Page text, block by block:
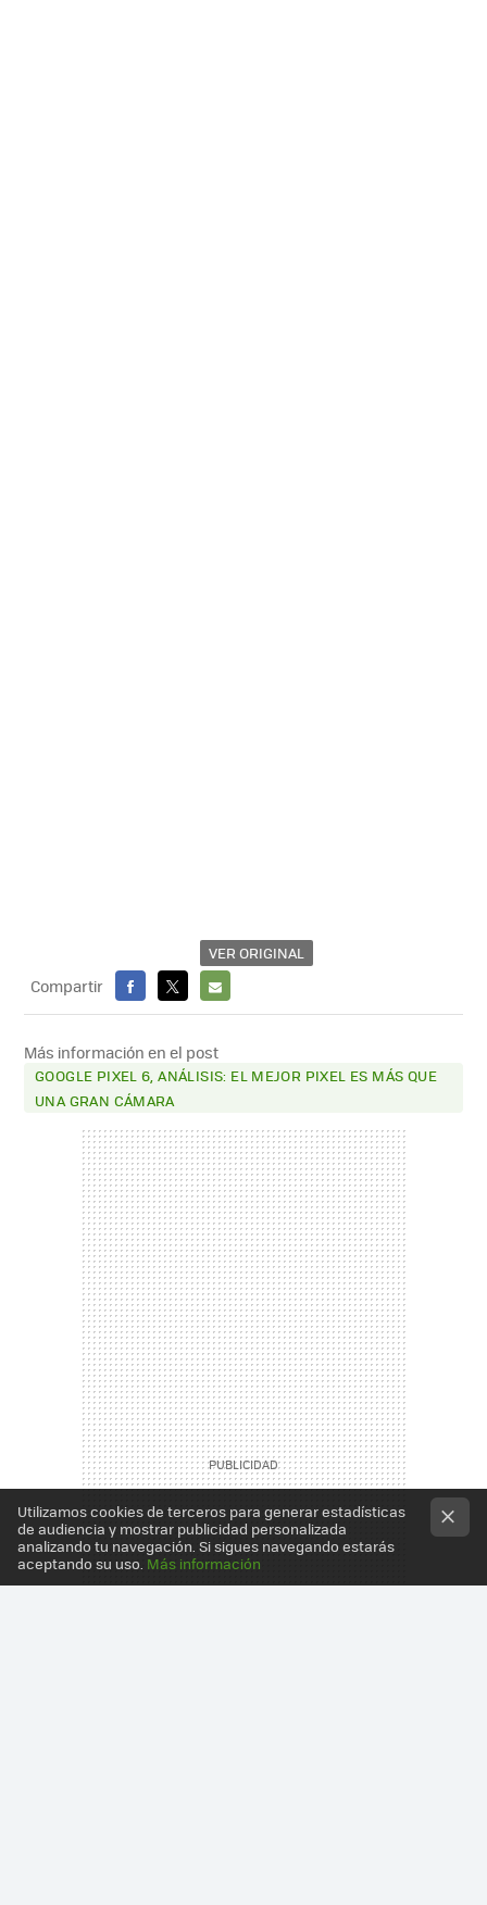
VER ORIGINAL
Compartir
FACEBOOK
X
E-
MAIL
Más información en el post
GOOGLE PIXEL 6, ANÁLISIS: EL MEJOR PIXEL ES MÁS QUE
UNA GRAN CÁMARA
Utilizamos cookies de terceros para generar estadísticas
de audiencia y mostrar publicidad personalizada
analizando tu navegación. Si sigues navegando estarás
aceptando su uso. Más información